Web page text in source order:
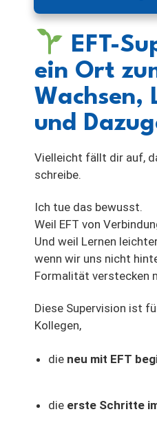
EFT-
ein Ort
Wachsen,
und
Vielleicht fällt dir auf,
schreibe.
Ich tue das bewusst.
Weil EFT von
Und weil Lernen
wenn wir uns nicht
Formalität verstecken
Diese Supervision ist
Kollegen,
die neu mit EFT
die erste Schritte